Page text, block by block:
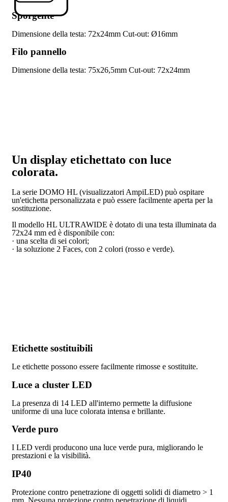
Sporgente
Dimensione della testa: 72x24mm Cut-out: Ø16mm
Filo pannello
Dimensione della testa: 75x26,5mm Cut-out: 72x24mm
Un display etichettato con luce
colorata.
La serie DOMO HL (visualizzatori AmpiLED) può ospitare
un'etichetta personalizzata e può essere facilmente aperta per la
sostituzione.
Il modello HL ULTRAWIDE è dotato di una testa illuminata da
72x24 mm ed è disponibile con:
· una scelta di sei colori;
· la soluzione 2 Faces, con 2 colori (rosso e verde).
Etichette sostituibili
Le etichette possono essere facilmente rimosse e sostituite.
Luce a cluster LED
La presenza di 14 LED all'interno permette la diffusione
uniforme di una luce colorata intensa e brillante.
Verde puro
I LED verdi producono una luce verde pura, migliorando le
prestazioni e la visibilità.
IP40
Protezione contro penetrazione di oggetti solidi di diametro > 1
mm. Nessuna protezione contro penetrazione di liquidi.